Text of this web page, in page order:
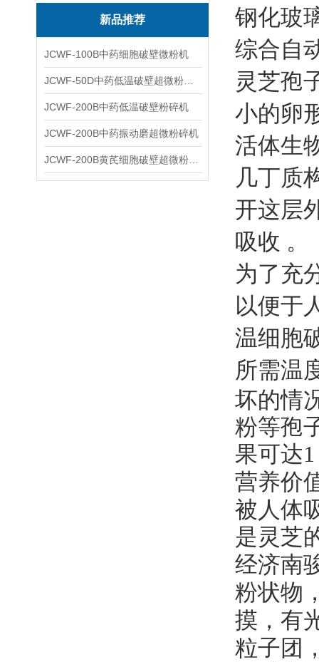
新品推荐
JCWF-100B中药细胞破壁微粉机
JCWF-200B中药低温破壁粉碎机
JCWF-200B中药振动磨超微粉碎机
钢化玻
综合自
灵芝孢
小的卵
活体生
几丁质
开这层
吸收 。
为了充
以便于
温细胞
所需温
坏的情
粉等孢
果可达
营养价
被人体
是灵芝
经济南
粉状物
摸，有
粒子团